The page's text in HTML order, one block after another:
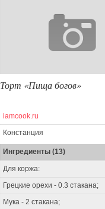
Торт «Пища богов»
iamcook.ru
Констанция
Ингредиенты (13)
Для коржа:
Грецкие орехи - 0.3 стакана;
Мука - 2 стакана;